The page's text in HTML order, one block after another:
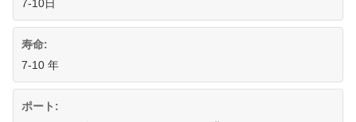
7-10日
寿命:
7-10 年
ポート: